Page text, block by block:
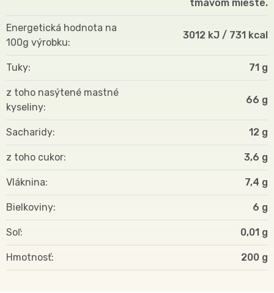
tmavom mieste.
Energetická hodnota na
100g výrobku
3012 kJ / 731 kcal
Tuky 71 g
z toho nasýtené mastné
kyseliny
66 g
Sacharidy 12 g
z toho cukor 3,6 g
Vláknina 7,4 g
Bielkoviny 6 g
Soľ 0,01 g
Hmotnosť 200